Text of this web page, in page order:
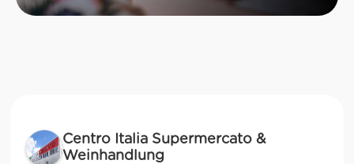
Centro Italia Supermercato &
Weinhandlung